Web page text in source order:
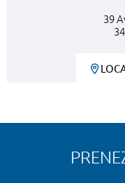
39